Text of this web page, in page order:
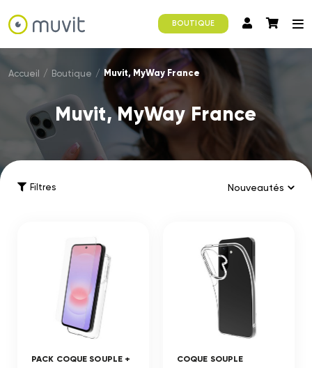
BOUTIQUE
Accueil / Boutique / Muvit, MyWay France
Muvit, MyWay France
Filtres
PACK COQUE SOUPLE +
COQUE SOUPLE